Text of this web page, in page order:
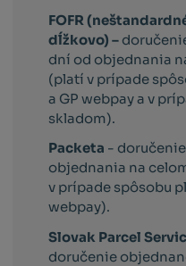
FOFR
dĺžkovo) –
dní od objednania
(platí v prípade
a GP webpay a v
skladom).
Packeta -
objednania na
v prípade spôsobu
webpay).
Slovak Parcel
doručenie